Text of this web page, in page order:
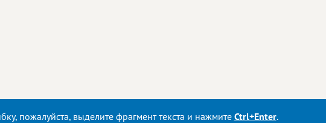
пожалуйста, выделите фрагмент текста и нажмите Ctrl+Enter.